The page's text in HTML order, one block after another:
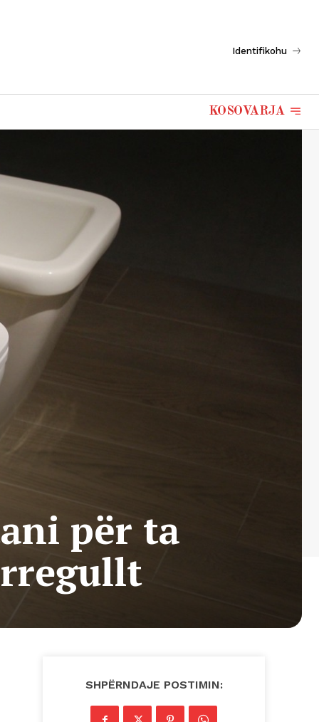
Identifikohu
KOSOVARJA
për ta
SHPËRNDAJE POSTIMIN: